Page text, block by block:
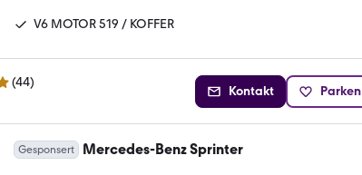
V6 MOTOR 519 / KOFFER
(44)
Kontakt Parken
Gesponsert Mercedes-Benz Sprinter